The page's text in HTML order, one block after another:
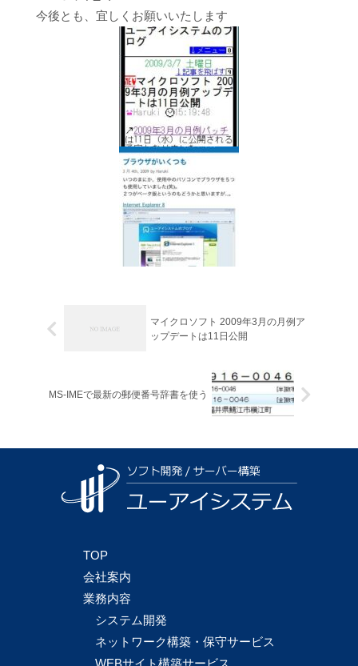
今後とも、宜しくお願いいたします
マイクロソフト 2009年3月の月例ア
ップデートは11日公開
MS-IMEで最新の郵便番号辞書を使う
TOP
会社案内
業務内容
システム開発
ネットワーク構築・保守サービス